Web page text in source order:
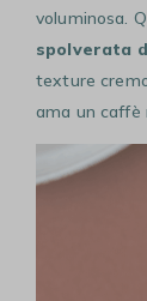
voluminosa.
spolverata
texture
ama un caffè